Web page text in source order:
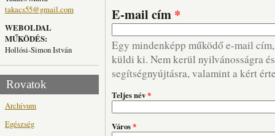
takacs55@gmail.com
WEBOLDAL
MŰKÖDÉS:
Hollósi-Simon István
Rovatok
Archívum
Egészség
E-mail cím *
Egy mindenképp működő e-mail
küldi ki. Nem kerül nyilvánosságra
segítségnyújtásra, valamint a kért
Teljes név*
Város*